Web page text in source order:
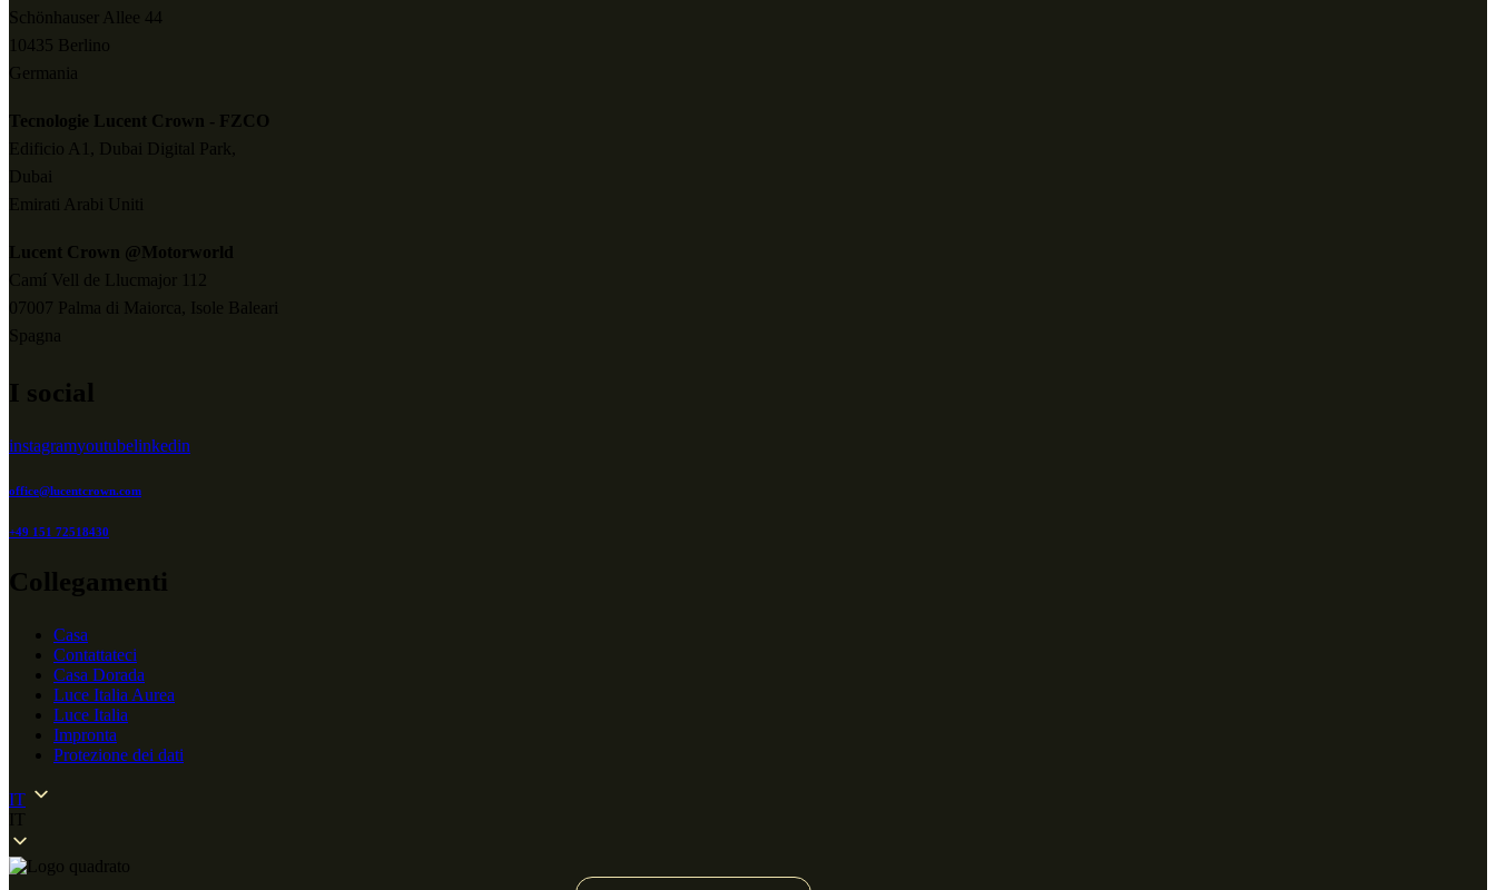
Schönhauser Allee 44
10435 Berlino
Germania
Tecnologie Lucent Crown - FZCO
Edificio A1, Dubai Digital Park,
Dubai
Emirati Arabi Uniti
Lucent Crown @Motorworld
Camí Vell de Llucmajor 112
07007 Palma di Maiorca, Isole Baleari
Spagna
I social
instagramyoutubelinkedin
office@lucentcrown.com
+49 151 72518430
Collegamenti
Casa
Contattateci
Casa Dorada
Luce Italia Aurea
Luce Italia
Impronta
Protezione dei dati
IT
IT